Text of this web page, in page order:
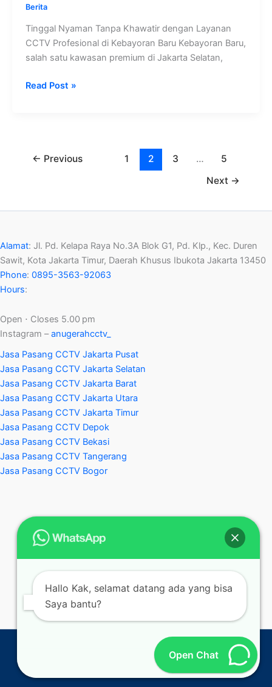
Berita
Tinggal Nyaman Tanpa Khawatir dengan Layanan
CCTV Profesional di Kebayoran Baru Kebayoran Baru,
salah satu kawasan premium di Jakarta Selatan,
Read Post »
← Previous 1 2 3 …
5
Next →
Alamat: Jl. Pd. Kelapa Raya No.3A Blok G1, Pd. Klp., Kec. Duren
Sawit, Kota Jakarta Timur, Daerah Khusus Ibukota Jakarta 13450
Phone: 0895-3563-92063
Hours:
Open ⋅ Closes 5.00 pm
Instagram –anugerahcctv_
Jasa Pasang CCTV Jakarta Pusat
Jasa Pasang CCTV Jakarta Selatan
Jasa Pasang CCTV Jakarta Barat
Jasa Pasang CCTV Jakarta Utara
Jasa Pasang CCTV Jakarta Timur
Jasa Pasang CCTV Depok
Jasa Pasang CCTV Bekasi
Jasa Pasang CCTV Tangerang
Jasa Pasang CCTV Bogor
Copyright © 2024 | Jasa Pasang CCTV Jakarta Timur |
Anugerah CCTV Terdekat & Profesional
Hallo Kak, selamat datang ada yang bisa
Saya bantu?
Open Chat